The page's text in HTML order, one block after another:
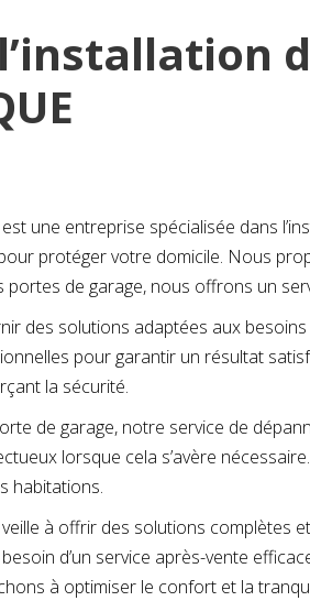
est une entreprise spécialisée dans
protéger votre domicile. Nous
portes de garage, nous offrons un
des solutions adaptées aux besoins
pour garantir un résultat
la sécurité.
de garage, notre service de
lorsque cela s’avère
habitations.
veille à offrir des solutions
d’un service après-vente
à optimiser le confort et la